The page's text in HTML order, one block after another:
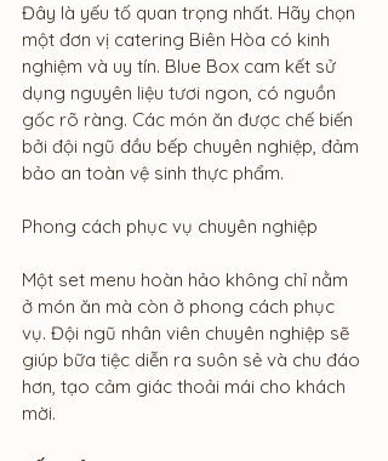
Đây là yếu tố quan trọng nhất. Hãy chọn
một đơn vị catering Biên Hòa có kinh
nghiệm và uy tín. Blue Box cam kết sử
dụng nguyên liệu tươi ngon, có nguồn
gốc rõ ràng. Các món ăn được chế biến
bởi đội ngũ đầu bếp chuyên nghiệp, đảm
bảo an toàn vệ sinh thực phẩm.
Phong cách phục vụ chuyên nghiệp
Một set menu hoàn hảo không chỉ nằm
ở món ăn mà còn ở phong cách phục
vụ. Đội ngũ nhân viên chuyên nghiệp sẽ
giúp bữa tiệc diễn ra suôn sẻ và chu đáo
hơn, tạo cảm giác thoải mái cho khách
mời.